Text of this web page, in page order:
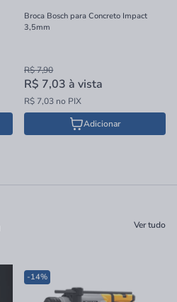
Broca Bosch para Concreto Impact
3,5mm
R$ 7,90
R$ 7,03 à vista
R$ 7,03 no PIX
Adicionar
Ver tudo
-14%